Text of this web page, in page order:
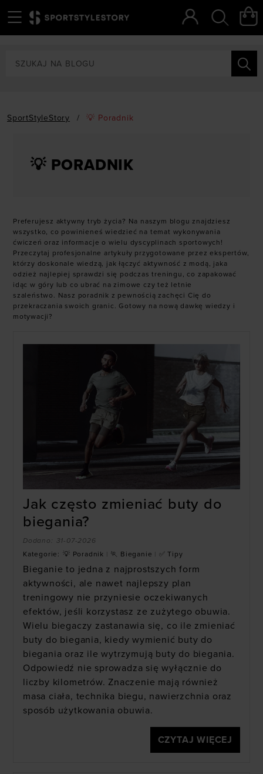
SportStyleStory / 💡 Poradnik
💡 PORADNIK
Preferujesz aktywny tryb życia? Na naszym blogu znajdziesz
wszystko, co powinieneś wiedzieć na temat wykonywania
ćwiczeń oraz informacje o wielu dyscyplinach sportowych!
Przeczytaj profesjonalne artykuły przygotowane przez ekspertów,
którzy doskonale wiedzą, jak łączyć aktywność z modą, jaka
odzież najlepiej sprawdzi się podczas treningu, co zapakować
idąc w góry lub co ubrać na zimowe czy też letnie
szaleństwo. Nasz poradnik z pewnością zachęci Cię do
przekraczania swoich granic. Gotowy na nową dawkę wiedzy i
motywacji?
Jak często zmieniać buty do
biegania?
Dodano:
31-07-2026
Kategorie: 💡 Poradnik 🏃 Bieganie ✅ Tipy
Bieganie to jedna z najprostszych form
aktywności, ale nawet najlepszy plan
treningowy nie przyniesie oczekiwanych
efektów, jeśli korzystasz ze zużytego obuwia.
Wielu biegaczy zastanawia się, co ile zmieniać
buty do biegania, kiedy wymienić buty do
biegania oraz ile wytrzymują buty do biegania.
Odpowiedź nie sprowadza się wyłącznie do
liczby kilometrów. Znaczenie mają również
masa ciała, technika biegu, nawierzchnia oraz
sposób użytkowania obuwia.
CZYTAJ WIĘCEJ